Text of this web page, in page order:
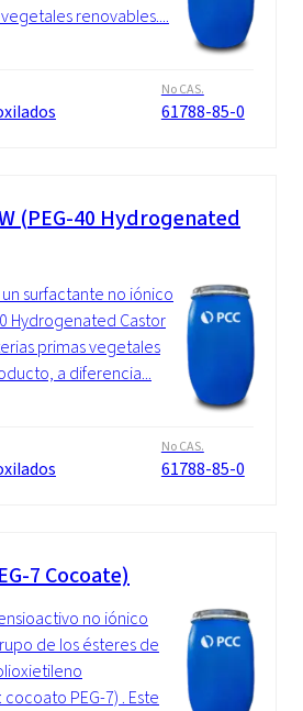
renovables....
No CAS.
61788-85-0
(PEG-40 Hydrogenated
un surfactante no iónico
Hydrogenated Castor
primas vegetales
a diferencia...
No CAS.
61788-85-0
7 Cocoate)
no iónico
de los ésteres de
PEG-7) . Este